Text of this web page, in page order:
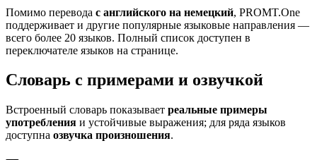
Помимо перевода с английского на немецкий, PROMT.One
поддерживает и другие популярные языковые направления —
всего более 20 языков. Полный список доступен в
переключателе языков на странице.
Словарь с примерами и озвучкой
Встроенный словарь показывает реальные примеры
употребления и устойчивые выражения; для ряда языков
доступна озвучка произношения.